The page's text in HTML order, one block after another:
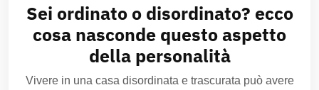
Sei ordinato o disordinato? ecco
cosa nasconde questo aspetto
della personalità
Vivere in una casa disordinata e trascurata può avere